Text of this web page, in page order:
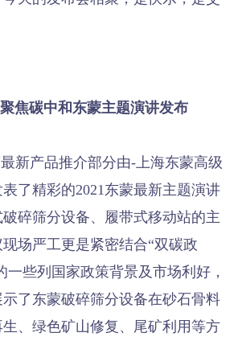
焦碳中和东蒙主题演讲发布
新产品推介部分由-上海东蒙高级
了精彩的2021东蒙最新主题演讲
碎筛分设备、履带式移动站的主
场严工更是紧密结合“双碳政
一些列国家政策背景及市场利好，
了东蒙破碎筛分设备在砂石骨料
、绿色矿山修复、尾矿利用等方